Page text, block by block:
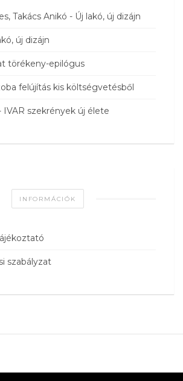
Takács Anikó - Új lakó, új dizájn
új dizájn
törékeny-epilógus
felújítás kis költségvetésből
IVAR szekrények új élete
INFORMÁCIÓK
szabályzat